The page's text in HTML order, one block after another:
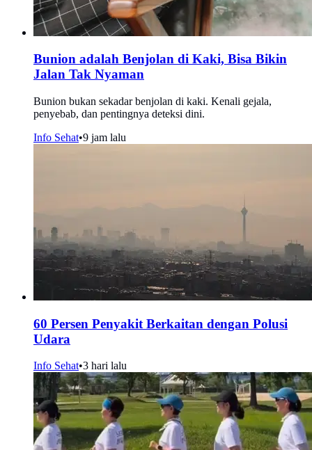
Bunion adalah Benjolan di Kaki, Bisa Bikin
Jalan Tak Nyaman
Bunion bukan sekadar benjolan di kaki. Kenali gejala,
penyebab, dan pentingnya deteksi dini.
Info Sehat•9 jam lalu
60 Persen Penyakit Berkaitan dengan Polusi
Udara
Info Sehat•3 hari lalu